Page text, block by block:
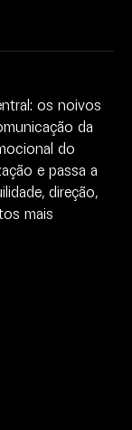
os noivos
da
do
e passa a
direção,
mais